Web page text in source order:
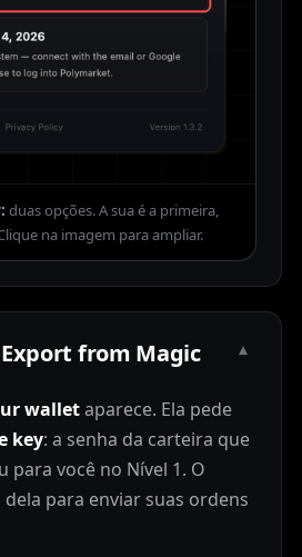
duas opções. A sua é a primeira,
from Magic ▾
walletaparece. Ela pede
key: a senha da carteira que
para você no Nível 1. O
para enviar suas ordens